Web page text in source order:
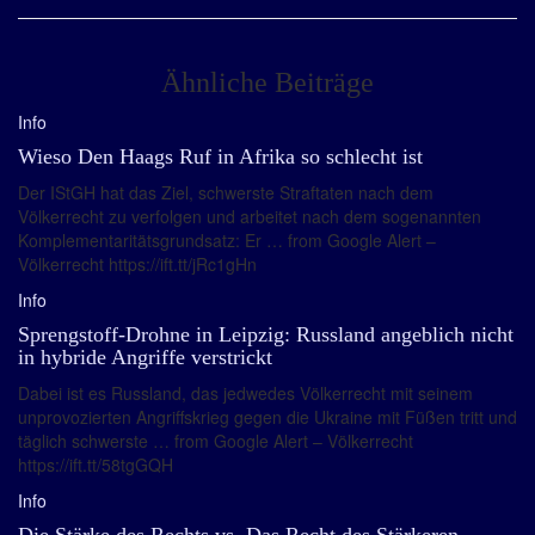
Ähnliche Beiträge
Info
Wieso Den Haags Ruf in Afrika so schlecht ist
Der IStGH hat das Ziel, schwerste Straftaten nach dem
Völkerrecht zu verfolgen und arbeitet nach dem sogenannten
Komplementaritätsgrundsatz: Er … from Google Alert –
Völkerrecht https://ift.tt/jRc1gHn
Info
Sprengstoff-Drohne in Leipzig: Russland angeblich nicht
in hybride Angriffe verstrickt
Dabei ist es Russland, das jedwedes Völkerrecht mit seinem
unprovozierten Angriffskrieg gegen die Ukraine mit Füßen tritt und
täglich schwerste … from Google Alert – Völkerrecht
https://ift.tt/58tgGQH
Info